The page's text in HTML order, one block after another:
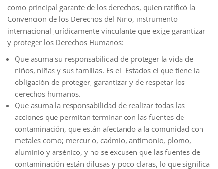
como principal garante de los derechos, quien ratificó la
Convención de los Derechos del Niño, instrumento
internacional jurídicamente vinculante que exige garantizar
y proteger los Derechos Humanos:
Que asuma su responsabilidad de proteger la vida de
niños, niñas y sus familias. Es el Estados el que tiene la
obligación de proteger, garantizar y de respetar los
derechos humanos.
Que asuma la responsabilidad de realizar todas las
acciones que permitan terminar con las fuentes de
contaminación, que están afectando a la comunidad con
metales como; mercurio, cadmio, antimonio, plomo,
aluminio y arsénico, y no se excusen que las fuentes de
contaminación están difusas y poco claras, lo que significa